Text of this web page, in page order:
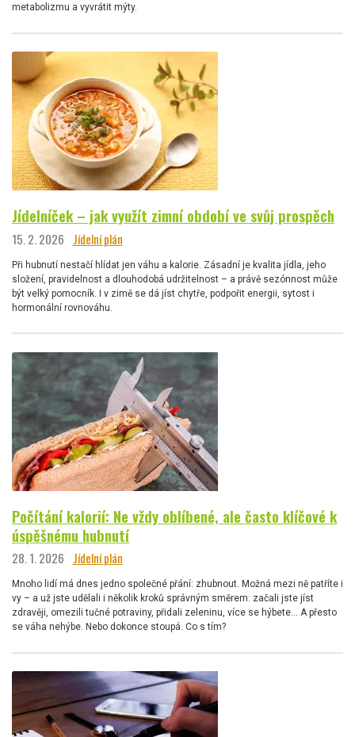
metabolizmu a vyvrátit mýty.
Jídelníček – jak využít zimní období ve svůj prospěch
15. 2. 2026 Jídelní plán
Při hubnutí nestačí hlídat jen váhu a kalorie. Zásadní je kvalita jídla, jeho
složení, pravidelnost a dlouhodobá udržitelnost – a právě sezónnost může
být velký pomocník. I v zimě se dá jíst chytře, podpořit energii, sytost i
hormonální rovnováhu.
Počítání kalorií: Ne vždy oblíbené, ale často klíčové k
úspěšnému hubnutí
28. 1. 2026 Jídelní plán
Mnoho lidí má dnes jedno společné přání: zhubnout. Možná mezi ně patříte i
vy – a už jste udělali i několik kroků správným směrem: začali jste jíst
zdravěji, omezili tučné potraviny, přidali zeleninu, více se hýbete… A přesto
se váha nehýbe. Nebo dokonce stoupá. Co s tím?